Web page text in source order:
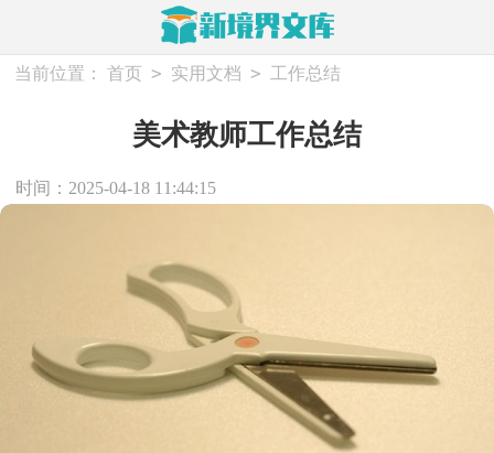
当前位置： 首页 > 实用文档 > 工作总结
美术教师工作总结
时间：2025-04-18 11:44:15